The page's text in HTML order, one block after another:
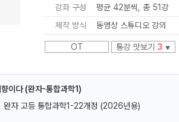
강좌 구성
평균 42분씩, 총 51강
제작 방식
동영상 스튜디오 강의
OT 통강 맛보기 3 ▼
이다 (완자-통합과학1)
완자 고등 통합과학1-22개정 (2026년용)